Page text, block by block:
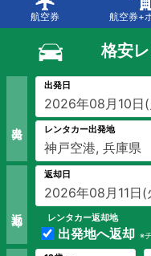
航空券 航空券+
格安
出発日
レンタカー出発地
返却日
レンタカー返却地
出発地へ返却 ※